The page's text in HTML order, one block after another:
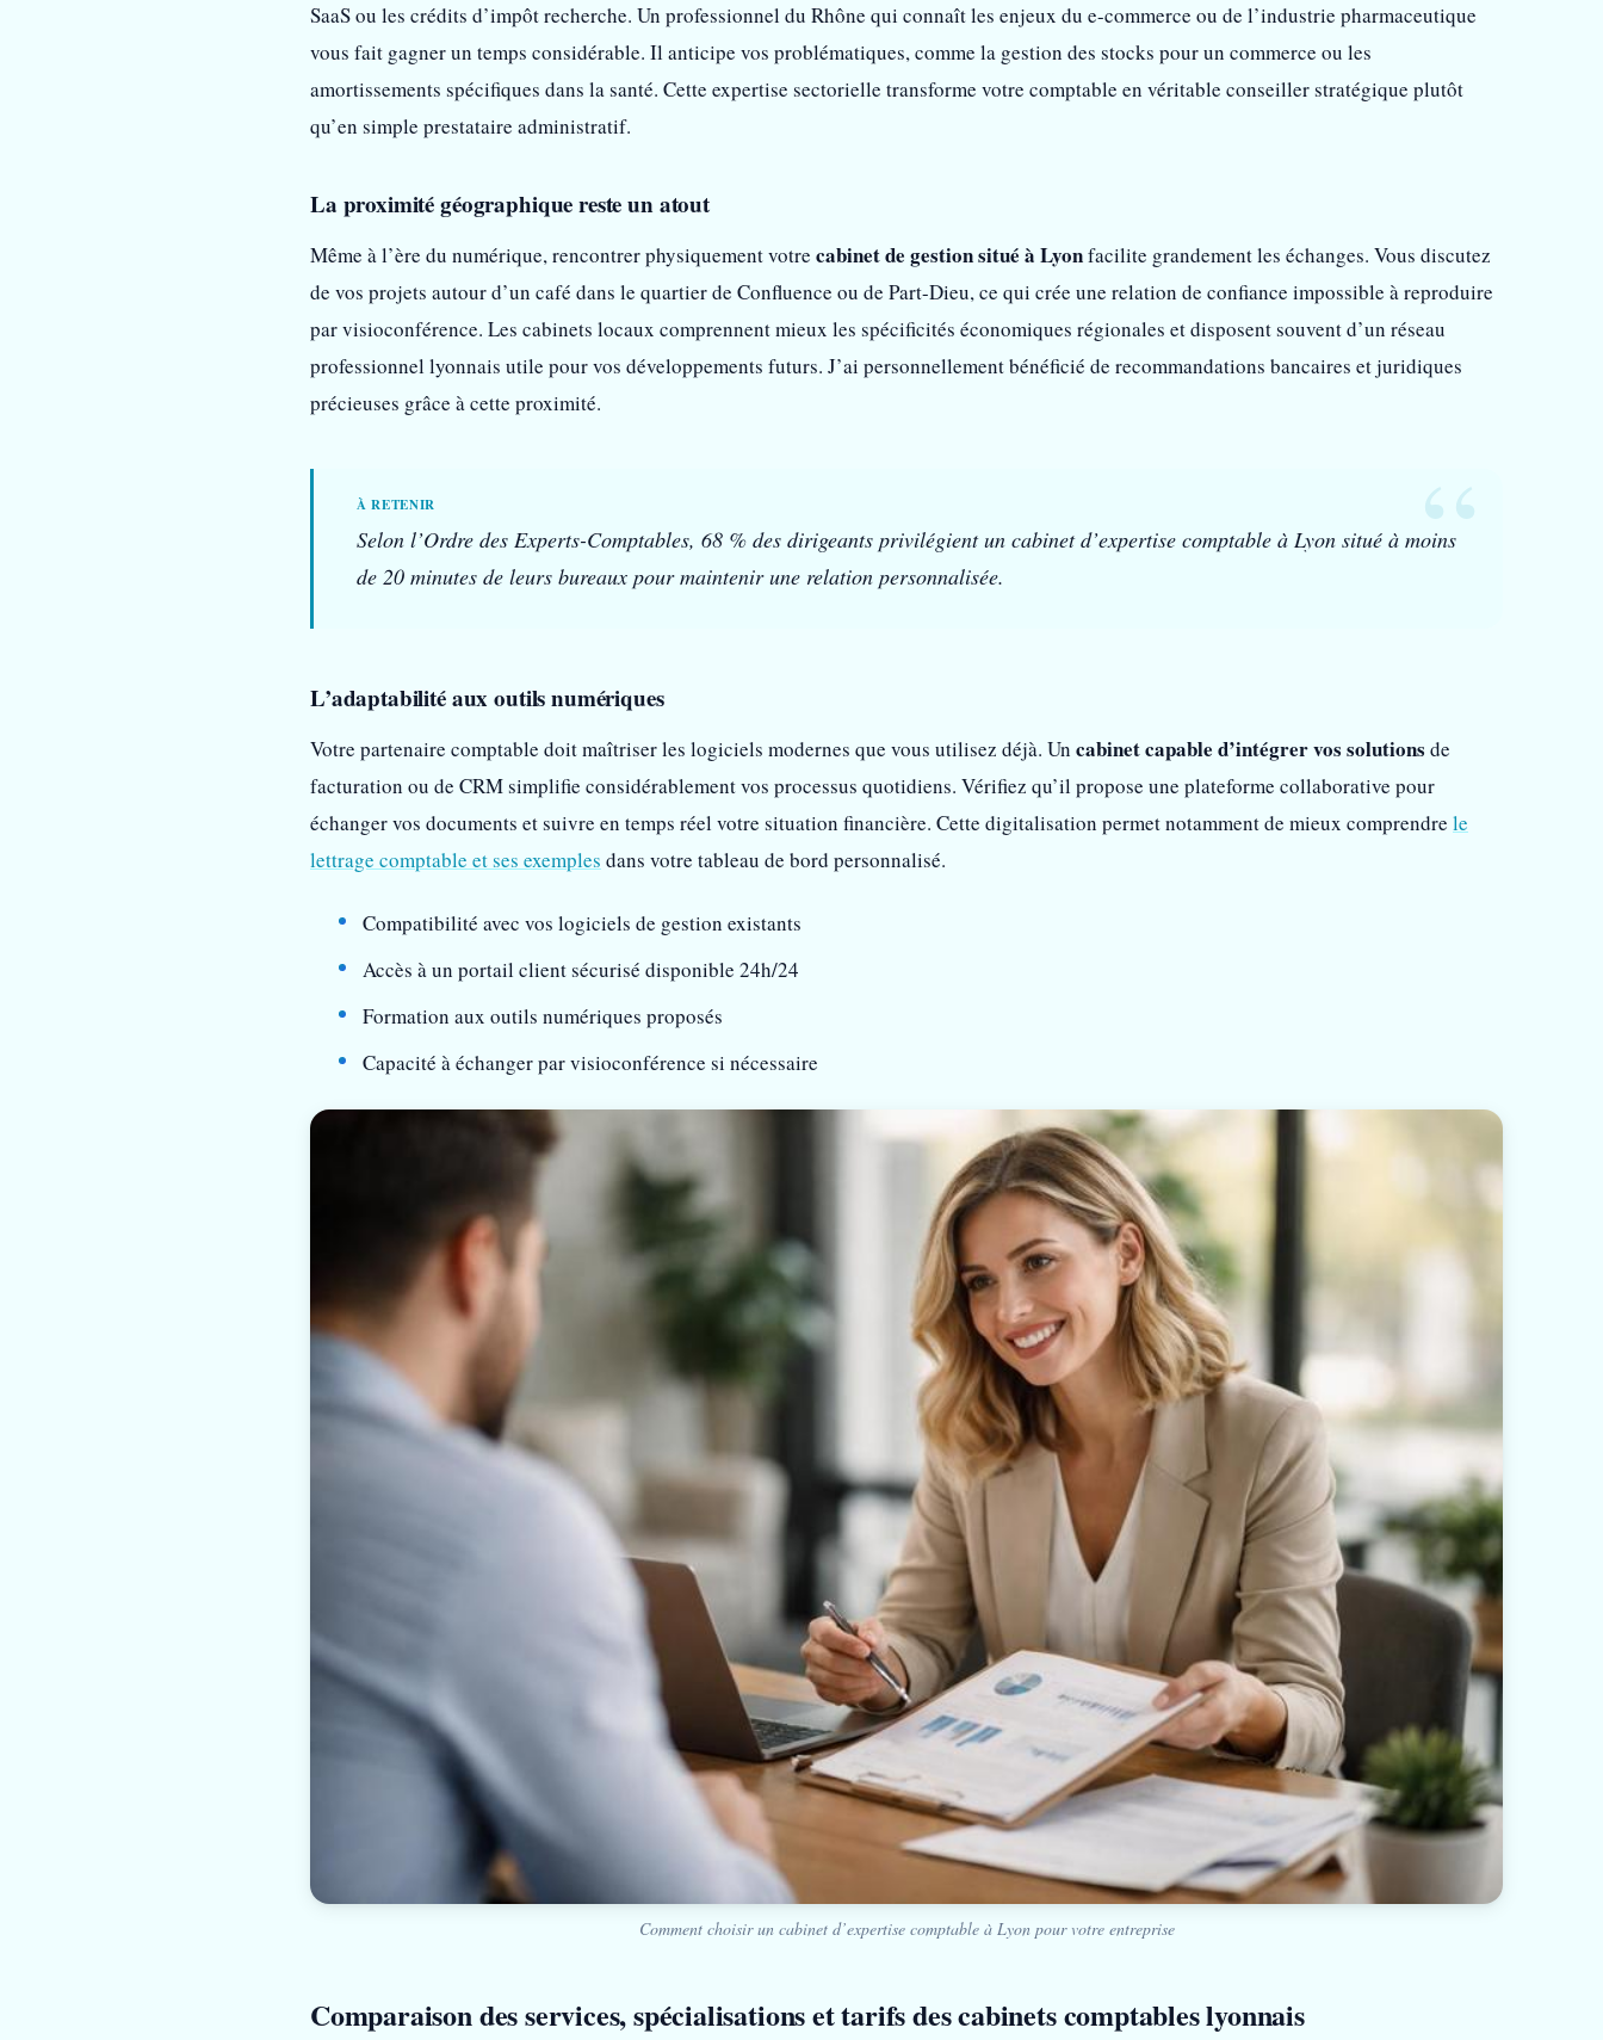
SaaS ou les crédits d’impôt recherche. Un professionnel du Rhône qui connaît les enjeux du e-commerce ou de l’industrie pharmaceutique
vous fait gagner un temps considérable. Il anticipe vos problématiques, comme la gestion des stocks pour un commerce ou les
amortissements spécifiques dans la santé. Cette expertise sectorielle transforme votre comptable en véritable conseiller stratégique plutôt
qu’en simple prestataire administratif.
La proximité géographique reste un atout
Même à l’ère du numérique, rencontrer physiquement votre cabinet de gestion situé à Lyonfacilite grandement les échanges. Vous discutez
de vos projets autour d’un café dans le quartier de Confluence ou de Part-Dieu, ce qui crée une relation de confiance impossible à reproduire
par visioconférence. Les cabinets locaux comprennent mieux les spécificités économiques régionales et disposent souvent d’un réseau
professionnel lyonnais utile pour vos développements futurs. J’ai personnellement bénéficié de recommandations bancaires et juridiques
précieuses grâce à cette proximité.
Selon l’Ordre des Experts-Comptables, 68 % des dirigeants privilégient un cabinet d’expertise comptable à Lyon situé à moins
de 20 minutes de leurs bureaux pour maintenir une relation personnalisée.
L’adaptabilité aux outils numériques
Votre partenaire comptable doit maîtriser les logiciels modernes que vous utilisez déjà. Un cabinet capable d’intégrer vos solutions de
facturation ou de CRM simplifie considérablement vos processus quotidiens. Vérifiez qu’il propose une plateforme collaborative pour
échanger vos documents et suivre en temps réel votre situation financière. Cette digitalisation permet notamment de mieux comprendre le
lettrage comptable et ses exemples dans votre tableau de bord personnalisé.
Compatibilité avec vos logiciels de gestion existants
Accès à un portail client sécurisé disponible 24h/24
Formation aux outils numériques proposés
Capacité à échanger par visioconférence si nécessaire
Comment choisir un cabinet d’expertise comptable à Lyon pour votre entreprise
Comparaison des services, spécialisations et tarifs des cabinets comptables lyonnais